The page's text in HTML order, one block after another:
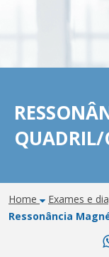
QUADRIL/
Home Exames e
Ressonância